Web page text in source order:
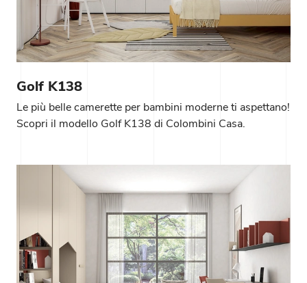
Golf K138
Le più belle camerette per bambini moderne ti aspettano!
Scopri il modello Golf K138 di Colombini Casa.